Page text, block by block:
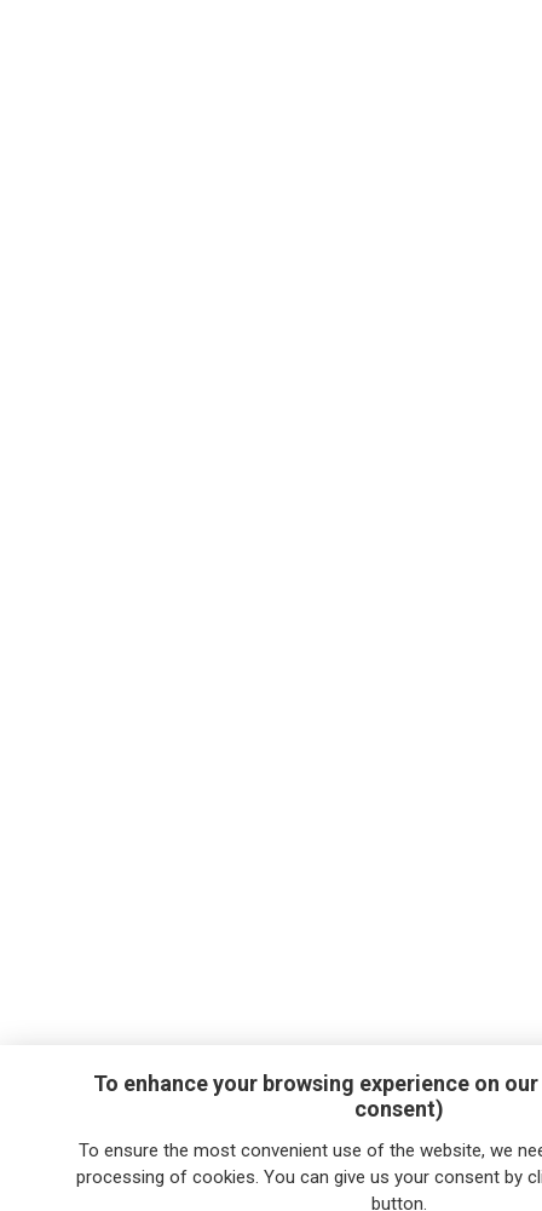
To enhance your browsing experience on
consent)
To ensure the most convenient use of the website, we
processing of cookies. You can give us your consent by
button.